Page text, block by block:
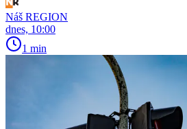
Náš REGION
dnes, 10:00
1 min